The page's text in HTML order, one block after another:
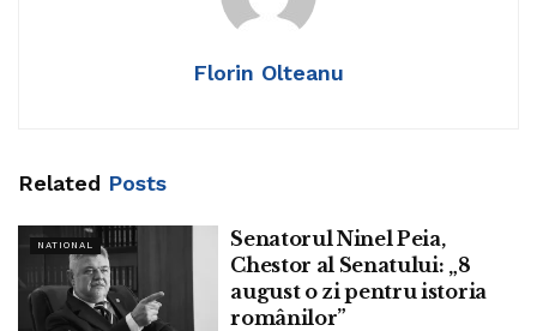
La Mulți Ani, tuturor celor care-și serbează ziua de nume.
numeroase lucrări dedicate Armatei, economiei, politicii,
insitutției parlamentare în Țara Românească.”
ninel peia
Florin Olteanu
Related Posts
NATIONAL
Senatorul Ninel Peia,
Chestor al Senatului: „8
august o zi pentru istoria
românilor”